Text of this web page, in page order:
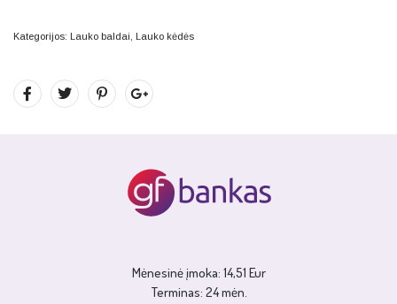
Kategorijos: Lauko baldai Lauko kėdės